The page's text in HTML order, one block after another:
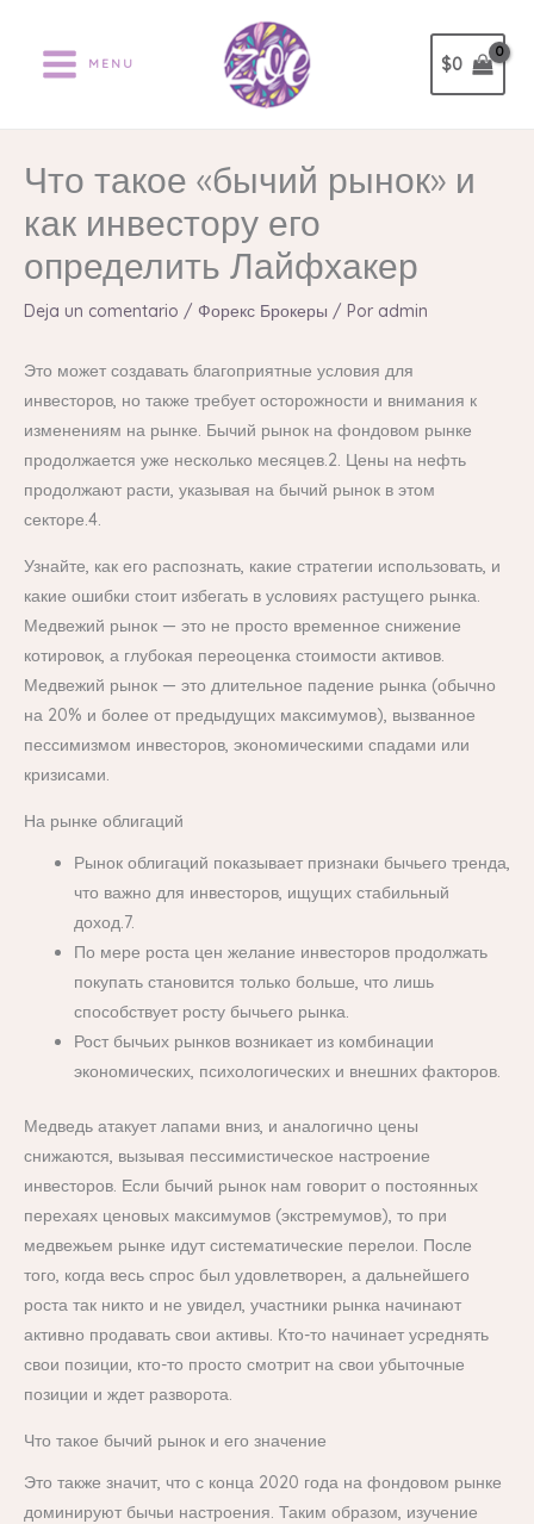
contenido
MENU $0
Что такое «бычий рынок» и
как инвестору его
определить Лайфхакер
Deja un comentario / Форекс Брокеры / Por admin
Это может создавать благоприятные условия для
инвесторов, но также требует осторожности и внимания к
изменениям на рынке. Бычий рынок на фондовом рынке
продолжается уже несколько месяцев.2. Цены на нефть
продолжают расти, указывая на бычий рынок в этом
секторе.4.
Узнайте, как его распознать, какие стратегии использовать, и
какие ошибки стоит избегать в условиях растущего рынка.
Медвежий рынок — это не просто временное снижение
котировок, а глубокая переоценка стоимости активов.
Медвежий рынок — это длительное падение рынка (обычно
на 20% и более от предыдущих максимумов), вызванное
пессимизмом инвесторов, экономическими спадами или
кризисами.
На рынке облигаций
Рынок облигаций показывает признаки бычьего тренда,
что важно для инвесторов, ищущих стабильный
доход.7.
По мере роста цен желание инвесторов продолжать
покупать становится только больше, что лишь
способствует росту бычьего рынка.
Рост бычьих рынков возникает из комбинации
экономических, психологических и внешних факторов.
Медведь атакует лапами вниз, и аналогично цены
снижаются, вызывая пессимистическое настроение
инвесторов. Если бычий рынок нам говорит о постоянных
перехаях ценовых максимумов (экстремумов), то при
медвежьем рынке идут систематические перелои. После
того, когда весь спрос был удовлетворен, а дальнейшего
роста так никто и не увидел, участники рынка начинают
активно продавать свои активы. Кто-то начинает усреднять
свои позиции, кто-то просто смотрит на свои убыточные
позиции и ждет разворота.
Что такое бычий рынок и его значение
Это также значит, что с конца 2020 года на фондовом рынке
доминируют бычьи настроения. Таким образом, изучение